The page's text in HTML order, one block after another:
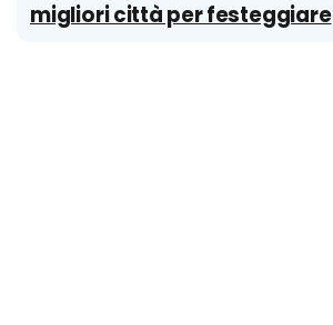
migliori città per festeggiare